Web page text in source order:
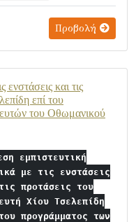
Προβολή
ενστάσεις και τις
επί του
του Οθωμανικού
εμπιστευτική
με τις ενστάσεις
προτάσεις του
Χίου Τσελεπίδη
προγράμματος των